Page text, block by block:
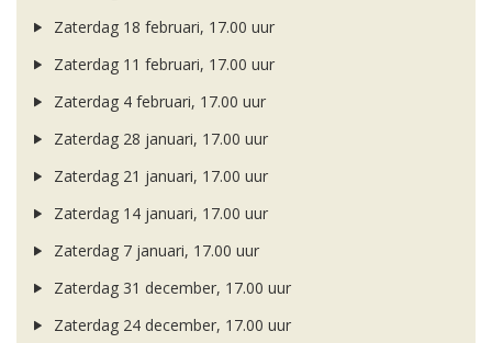
Zaterdag 18 februari, 17.00 uur
Zaterdag 11 februari, 17.00 uur
Zaterdag 4 februari, 17.00 uur
Zaterdag 28 januari, 17.00 uur
Zaterdag 21 januari, 17.00 uur
Zaterdag 14 januari, 17.00 uur
Zaterdag 7 januari, 17.00 uur
Zaterdag 31 december, 17.00 uur
Zaterdag 24 december, 17.00 uur